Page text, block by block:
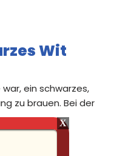
Wit
war, ein schwarzes,
zu brauen. Bei der